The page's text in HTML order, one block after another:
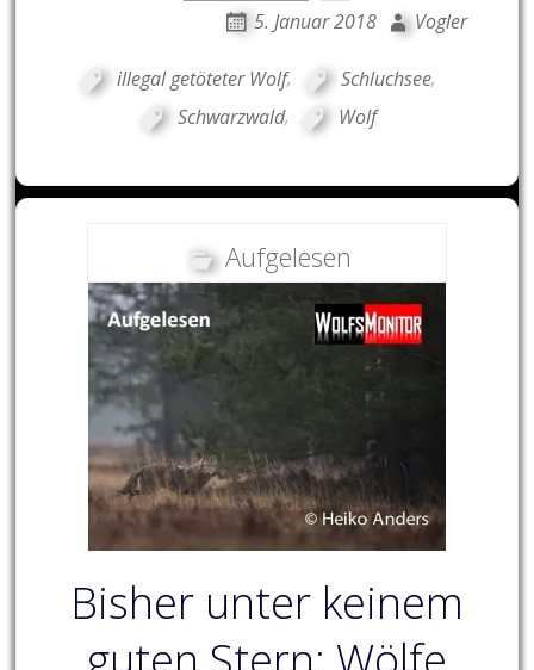
5. Januar 2018 Vogler
illegal getöteter Wolf, Schluchsee,
Schwarzwald, Wolf
Aufgelesen
Bisher unter keinem